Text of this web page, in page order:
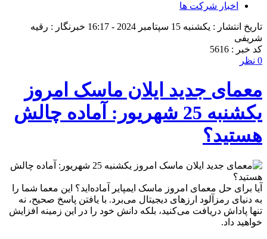
اخبار شرکت ها
تاریخ انتشار : یکشنبه 15 سپتامبر 2024 - 16:17
خبرنگار : رقیه
شریفی
کد خبر : 5616
0 نظر
معمای جدید ایلان ماسک امروز
یکشنبه 25 شهریور: آماده چالش
هستید؟
آیا برای حل معمای امروز ماسک ایمپایر آماده‌اید؟ این معما شما را
به دنیای رمزآلود ارزهای دیجیتال می‌برد. با یافتن پاسخ صحیح، نه
تنها پاداش دریافت می‌کنید، بلکه دانش خود را در این زمینه افزایش
خواهید داد.